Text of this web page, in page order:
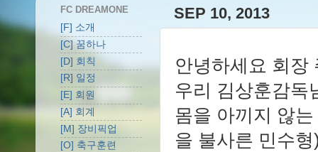
SEP 10, 2013
안녕하세요 회장
우리 김상훈감독
몸을 아끼지 않
을 불사른 민수
FC DREAMONE
[F] 소개
[C] 꿈하나
[D] 회칙
[R] 일정
[E] 회원
[A] 회계
[M] 장비픽업
[O] 축구훈련